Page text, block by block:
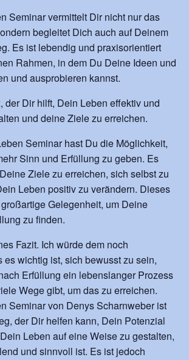
Seminar vermittelt Dir nicht nur das
begleitet Dich auch auf Deinem
Es ist lebendig und praxisorientiert
Rahmen, in dem Du Deine Ideen und
und ausprobieren kannst.
der Dir hilft, Dein Leben effektiv und
und deine Ziele zu erreichen.
Seminar hast Du die Möglichkeit,
Sinn und Erfüllung zu geben. Es
Ziele zu erreichen, sich selbst zu
Leben positiv zu verändern. Dieses
Gelegenheit, um Deine
zu finden.
Fazit. Ich würde dem noch
es wichtig ist, sich bewusst zu sein,
Erfüllung ein lebenslanger Prozess
Wege gibt, um das zu erreichen.
Seminar von Denys Scharnweber ist
der Dir helfen kann, Dein Potenzial
Leben auf eine Weise zu gestalten,
und sinnvoll ist. Es ist jedoch